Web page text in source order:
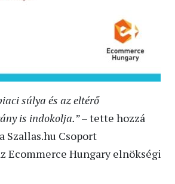
súlya és az eltérő
is indokolja.”– tette hozzá
Szallas.hu Csoport
Ecommerce Hungary elnökségi